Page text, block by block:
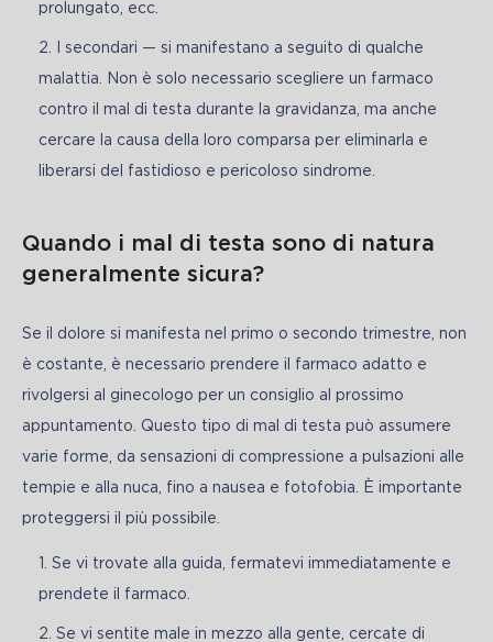
prolungato, ecc.
I secondari — si manifestano a seguito di qualche
malattia. Non è solo necessario scegliere un farmaco
contro il mal di testa durante la gravidanza, ma anche
cercare la causa della loro comparsa per eliminarla e
liberarsi del fastidioso e pericoloso sindrome.
Quando i mal di testa sono di natura
generalmente sicura?
Se il dolore si manifesta nel primo o secondo trimestre, non
è costante, è necessario prendere il farmaco adatto e
rivolgersi al ginecologo per un consiglio al prossimo
appuntamento. Questo tipo di mal di testa può assumere
varie forme, da sensazioni di compressione a pulsazioni alle
tempie e alla nuca, fino a nausea e fotofobia. È importante
proteggersi il più possibile.
Se vi trovate alla guida, fermatevi immediatamente e
prendete il farmaco.
Se vi sentite male in mezzo alla gente, cercate di